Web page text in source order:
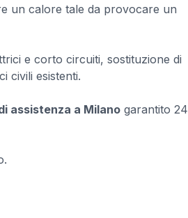
un calore tale da provocare un
e corto circuiti, sostituzione di
civili esistenti.
assistenza a Milano garantito 24